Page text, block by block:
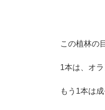
この植林の
1本は、オ
もう1本は